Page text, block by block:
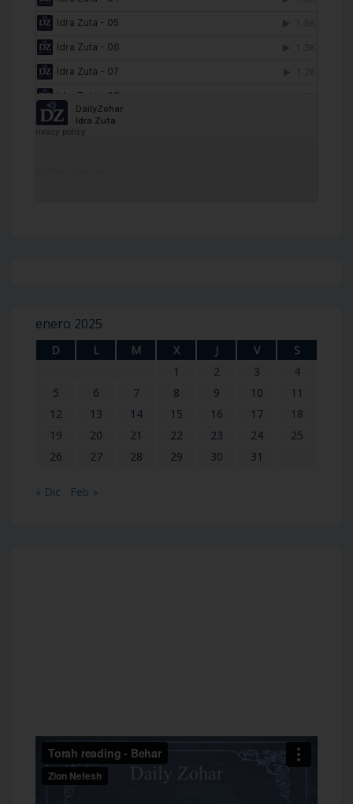
enero 2025
D L M X J V
S
1
2 3
4
5
6 7 8 9 10
11
12
13 14 15 16 17
18
19
20 21 22 23 24
25
26
27 28 29 30 31
« Dic Feb »